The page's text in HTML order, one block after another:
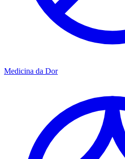
Medicina da Dor